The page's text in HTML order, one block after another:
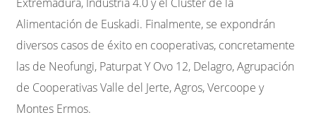
Alimentación de Euskadi. Finalmente, se expondrán
diversos casos de éxito en cooperativas, concretamente
las de Neofungi, Paturpat Y Ovo 12, Delagro, Agrupación
de Cooperativas Valle del Jerte, Agros, Vercoope y
Montes Ermos.